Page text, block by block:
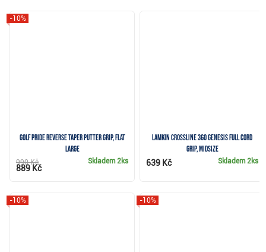
Golf Pride Reverse Taper putter grip, Flat
Large
-10%
Skladem2ks
990 Kč
889 Kč
Lamkin Crossline 360 Genesis Full Cord
grip, Midsize
Skladem2ks
639 Kč
-10% -10%